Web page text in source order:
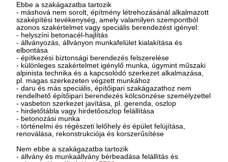
Ebbe a szakágazatba tartozik
- máshová nem sorolt, építmény létrehozásánál alkalmazott
szaképítési tevékenység, amely valamilyen szempontból
azonos szakértelmet vagy speciális berendezést igényel:
- helyszíni betonacél-hajlítás
- állványozás, állványon munkafelület kialakítása és
elbontása
- építkezési biztonsági berendezés felszerelése
- különleges szakértelmet igénylő munka, úgymint műszaki
alpinista technika és a kapcsolódó szerkezet alkalmazása,
pl. magas szerkezeten végzett munkához
- daru és más speciális, építőipari szakágazathoz nem
rendelhető építőipari berendezés kölcsönzése személyzettel
- vasbeton szerkezet javítása, pl. gerenda, oszlop
- hirdetőtábla vagy hirdetőoszlop felállítása
- betonozási munka
- történelmi és régészeti lelőhely és épület felújítása,
renoválása, rekonstrukciója és korszerűsítése
Nem ebbe a szakágazatba tartozik
- állvány és munkaállvány bérbeadása felállítás és